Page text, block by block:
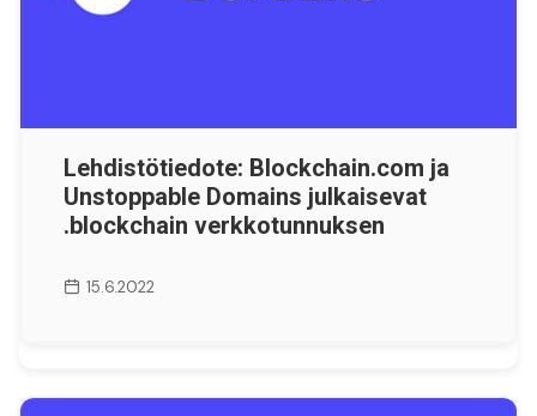
Lehdistötiedote: Blockchain.com ja
Unstoppable Domains julkaisevat
.blockchain verkkotunnuksen
15.6.2022